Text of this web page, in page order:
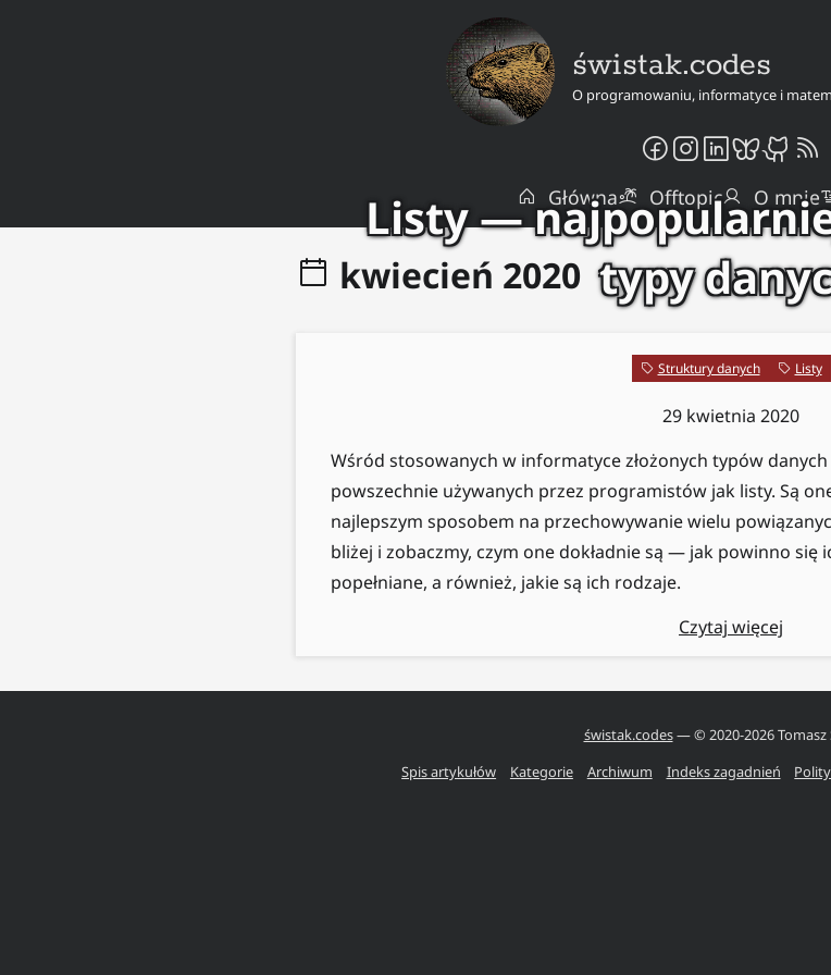
świstak.codes
O programowaniu, informatyce i
Główna Offtopic O mnie
kwiecień 2020
Listy —
typy
Struktury danych Listy
29 kwietnia 2020
Wśród stosowanych w informatyce złożonych typów
powszechnie używanych przez programistów jak listy. Są
najlepszym sposobem na przechowywanie wielu
bliżej i zobaczmy, czym one dokładnie są — jak powinno się
popełniane, a również, jakie są ich rodzaje.
Czytaj więcej
świstak.codes— © 2020-2026Tomasz
Spis artykułów
Kategorie Archiwum Indeks zagadnień